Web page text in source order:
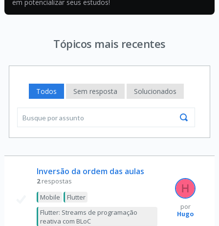
em potencializar seus estudos!
Tópicos mais recentes
Todos Sem resposta Solucionados
Inversão da ordem das aulas
2 respostas
Mobile
Flutter
Flutter: Streams de programação
reativa com BLoC
por
Hugo